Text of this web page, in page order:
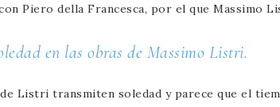
Piero della Francesca, por el que Massimo
en las obras de Massimo Listri.
Listri transmiten soledad y parece que el